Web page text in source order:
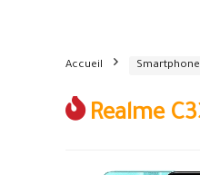
Accueil
Realme